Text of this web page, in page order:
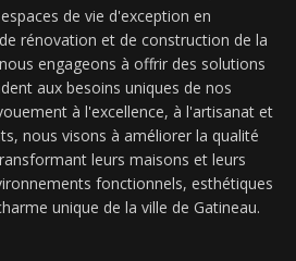
de vie d'exception en
rénovation et de construction de la
engageons à offrir des solutions
aux besoins uniques de nos
à l'excellence, à l'artisanat et
nous visons à améliorer la qualité
leurs maisons et leurs
fonctionnels, esthétiques
unique de la ville de Gatineau.